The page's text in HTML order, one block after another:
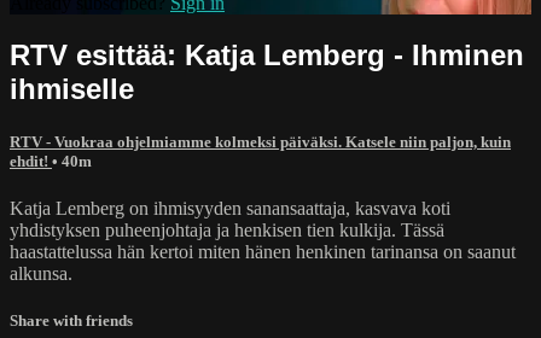
RTV esittää: Katja Lemberg - Ihminen
ihmiselle
RTV - Vuokraa ohjelmiamme kolmeksi päiväksi. Katsele niin paljon, kuin
ehdit! • 40m
Katja Lemberg on ihmisyyden sanansaattaja, kasvava koti
yhdistyksen puheenjohtaja ja henkisen tien kulkija. Tässä
haastattelussa hän kertoi miten hänen henkinen tarinansa on saanut
alkunsa.
Share with friends